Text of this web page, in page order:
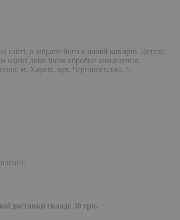
а забрати його в нашій кав'ярні. Деталі:
однієї доби після обробки замовлення;
м. Харків, вул. Чернишевська, 1.
доставки складе 30 грн.